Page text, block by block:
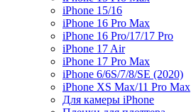
iPhone 15/16
iPhone 16 Pro Max
iPhone 16 Pro/17/17 Pro
iPhone 17 Air
iPhone 17 Pro Max
iPhone 6/6S/7/8/SE (2020)
iPhone XS Max/11 Pro Max
Для камеры iPhone